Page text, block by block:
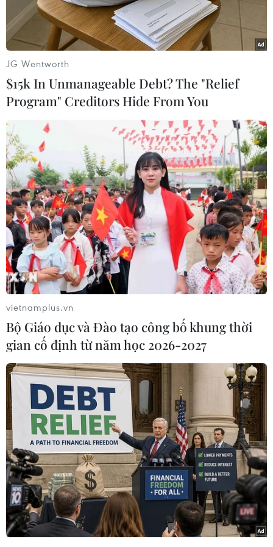
Thủ tướng Hwang Kyo-ahn, người đang giữ chức quyền Tổng
thống Hàn Quốc. (Nguồn: Getty Images)
Theo phóng viên TTXVN tại Seoul, Văn phòng
Thủ tướng Hàn Quốc ngày 10/12 cho biết Thủ
tướng Hwang Kyo-ahn, người đang giữ chức
quyền Tổng thống sau khi Quốc hội nước này
thông qua việc luận tội Tổng thống Park Geun-
hye, đã chỉ thị cho quân đội tăng cường cảnh
giác trước các mối đe dọa hay âm mưu kích
động chia rẽ dân tộc của Triều Tiên.
Phát biểu tại cuộc họp khẩn của các vị bộ
trưởng chủ chốt của nội các, ông Hwang nói:
“Sau khi Quốc hội bỏ phiếu thông qua việc luận
tội ngày 9/12, chính phủ đang áp dụng mọi biện
pháp cần thiết để ngăn ngừa tình trạng khoảng
trống chính phủ và làm dịu sự lo lắng của người
dân. Đến nay, các thị trường tài chính và ngoại
hối vẫn khá ổn định và chưa có diễn biến đặc
biệt nào từ phía Triều Tiên được thông báo. Tuy
JG Wentworth
$15k In Unmanageable Debt? The "Relief
Program" Creditors Hide From You
vietnamplus.vn
Bộ Giáo dục và Đào tạo công bố khung thời
gian cố định từ năm học 2026-2027